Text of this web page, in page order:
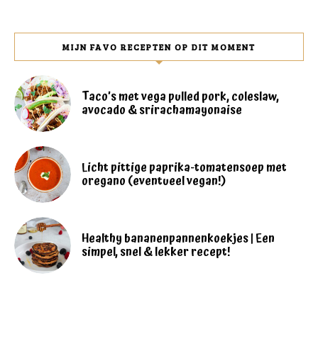
MIJN FAVO RECEPTEN OP DIT MOMENT
Taco’s met vega pulled pork, coleslaw,
avocado & srirachamayonaise
Licht pittige paprika-tomatensoep met
oregano (eventueel vegan!)
Healthy bananenpannenkoekjes | Een
simpel, snel & lekker recept!